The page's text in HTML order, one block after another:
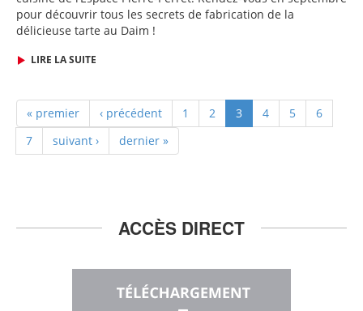
pour découvrir tous les secrets de fabrication de la
délicieuse tarte au Daim !
LIRE LA SUITE
« premier ‹ précédent 1 2 3 4 5
6
7
suivant › dernier »
ACCÈS DIRECT